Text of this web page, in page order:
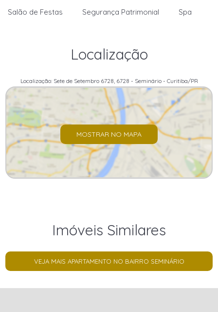
Salão de Festas
Segurança Patrimonial Spa
Localização
Localização: Sete de Setembro 6728, 6728 - Seminário - Curitiba/PR
MOSTRAR NO MAPA
Imóveis Similares
VEJA MAIS APARTAMENTO NO BAIRRO SEMINÁRIO